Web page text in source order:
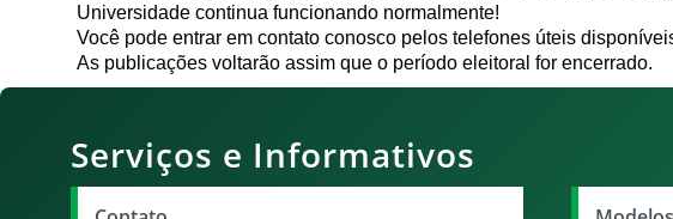
Universidade continua funcionando normalmente!
Você pode entrar em contato conosco pelos telefones úteis
As publicações voltarão assim que o período eleitoral for encerrado.
Serviços e Informativos